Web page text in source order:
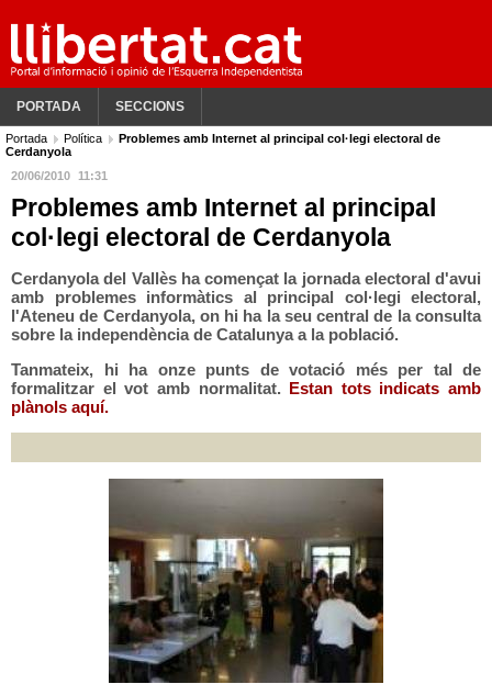
PORTADA SECCIONS
Portada Política
Problemes amb Internet al principal col·legi electoral de
Cerdanyola
20/06/2010
11:31
Problemes amb Internet al principal
col·legi electoral de Cerdanyola
Cerdanyola del Vallès ha començat la jornada electoral d'avui
amb problemes informàtics al principal col·legi electoral,
l'Ateneu de Cerdanyola, on hi ha la seu central de la consulta
sobre la independència de Catalunya a la població.
Tanmateix, hi ha onze punts de votació més per tal de
formalitzar el vot amb normalitat. Estan tots indicats amb
plànols aquí.